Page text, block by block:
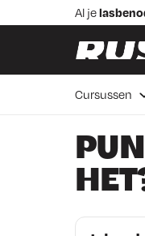
Skip to contentAl je
Advies van
Cursussen